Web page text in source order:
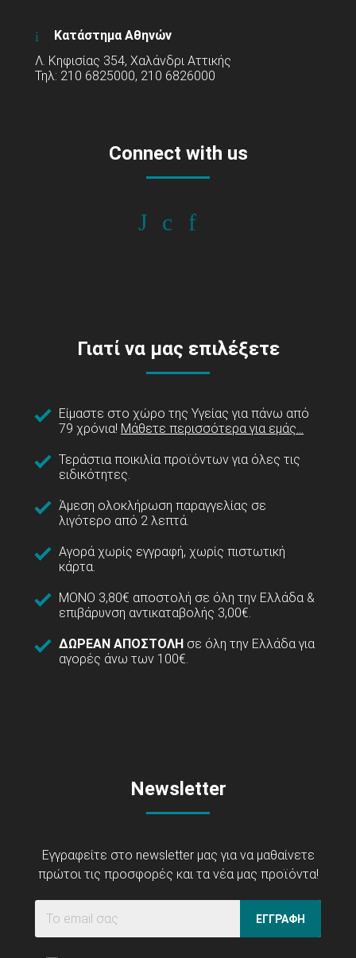
Κατάστημα Αθηνών
Λ. Κηφισίας 354, Χαλάνδρι Αττικής
Τηλ: 210 6825000, 210 6826000
Connect with us
Γιατί να μας επιλέξετε
Είμαστε στο χώρο της Υγείας για πάνω από
79 χρόνια! Μάθετε περισσότερα για εμάς...
Τεράστια ποικιλία προϊόντων για όλες τις
ειδικότητες.
Άμεση ολοκλήρωση παραγγελίας σε
λιγότερο από 2 λεπτά.
Αγορά χωρίς εγγραφή, χωρίς πιστωτική
κάρτα.
ΜΟΝΟ 3,80€ αποστολή σε όλη την Ελλάδα &
επιβάρυνση αντικαταβολής 3,00€.
ΔΩΡΕΑΝ ΑΠΟΣΤΟΛΗ σε όλη την Ελλάδα για
αγορές άνω των 100€.
Newsletter
Εγγραφείτε στο newsletter μας για να μαθαίνετε
πρώτοι τις προσφορές και τα νέα μας προϊόντα!
ΕΓΓΡΑΦΗ